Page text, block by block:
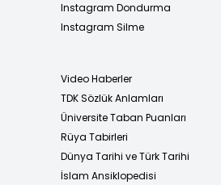
Instagram Dondurma
Instagram Silme
Video Haberler
TDK Sözlük Anlamları
Üniversite Taban Puanları
Rüya Tabirleri
Dünya Tarihi ve Türk Tarihi
İslam Ansiklopedisi